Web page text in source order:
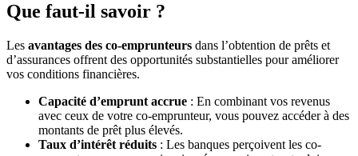
Que faut-il savoir ?
Les avantages des co-emprunteurs dans l’obtention de prêts et
d’assurances offrent des opportunités substantielles pour améliorer
vos conditions financières.
Capacité d’emprunt accrue : En combinant vos revenus
avec ceux de votre co-emprunteur, vous pouvez accéder à des
montants de prêt plus élevés.
Taux d’intérêt réduits : Les banques perçoivent les co-